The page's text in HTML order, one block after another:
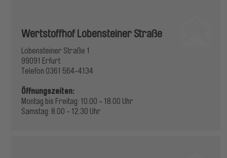
Wertstoffhof Lobensteiner Straße
Lobensteiner Straße 1
99091 Erfurt
Telefon 0361 564-4134
Öffnungszeiten:
Montag bis Freitag: 10.00 - 18.00 Uhr
Samstag: 8.00 - 12.30 Uhr